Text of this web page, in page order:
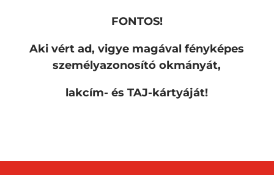
FONTOS!
Aki vért ad, vigye magával fényképes
személyazonosító okmányát,
lakcím- és TAJ-kártyáját!